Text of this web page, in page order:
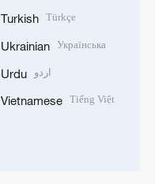
Turkish Türkçe
Ukrainian Українська
Urdu اردو
Vietnamese Tiếng Việt